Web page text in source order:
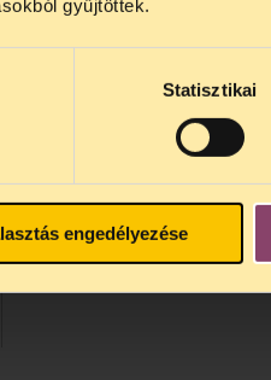
gyűjtöttek.
Statisztikai
engedélyezése
jogsegely@tasz.hu